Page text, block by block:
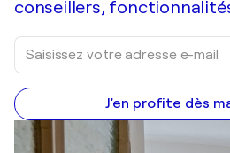
conseillers,
J'en profite dès